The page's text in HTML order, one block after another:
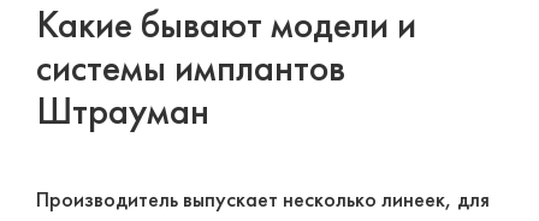
Какие бывают модели и
системы имплантов
Штрауман
Производитель выпускает несколько линеек, для